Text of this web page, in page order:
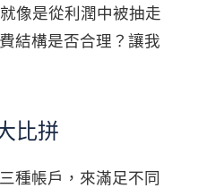
像是從利潤中被抽走
結構是否合理？讓我
比拼
種帳戶，來滿足不同